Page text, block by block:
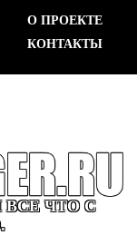
О ПРОЕКТЕ
КОНТАКТЫ
ЧТО С